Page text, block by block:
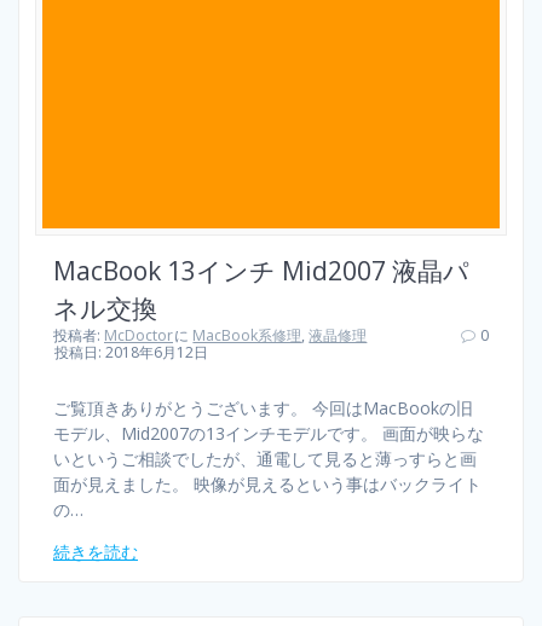
MacBook 13インチ Mid2007 液晶パ
ネル交換
投稿者: McDoctorに MacBook系修理,液晶修理
投稿日: 2018年6月12日
0
ご覧頂きありがとうございます。 今回はMacBookの旧
モデル、Mid2007の13インチモデルです。 画面が映らな
いというご相談でしたが、通電して見ると薄っすらと画
面が見えました。 映像が見えるという事はバックライト
の…
続きを読む